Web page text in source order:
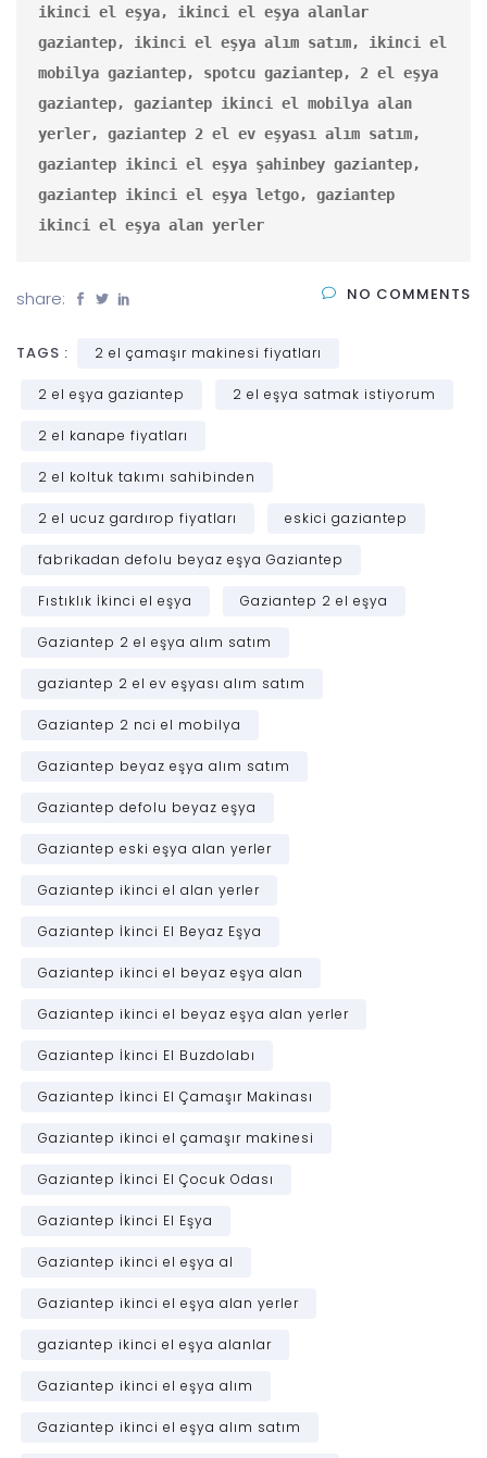
ikinci el eşya, ikinci el eşya alanlar
gaziantep, ikinci el eşya alım satım, ikinci el
mobilya gaziantep, spotcu gaziantep, 2 el eşya
gaziantep, gaziantep ikinci el mobilya alan
yerler, gaziantep 2 el ev eşyası alım satım,
gaziantep ikinci el eşya şahinbey gaziantep,
gaziantep ikinci el eşya letgo, gaziantep
ikinci el eşya alan yerler
share: NO COMMENTS
TAGS : 2 el çamaşır makinesi fiyatları
2 el eşya gaziantep 2 el eşya satmak istiyorum
2 el kanape fiyatları
2 el koltuk takımı sahibinden
2 el ucuz gardırop fiyatları eskici gaziantep
fabrikadan defolu beyaz eşya Gaziantep
Fıstıklık İkinci el eşya Gaziantep 2 el eşya
Gaziantep 2 el eşya alım satım
gaziantep 2 el ev eşyası alım satım
Gaziantep 2 nci el mobilya
Gaziantep beyaz eşya alım satım
Gaziantep defolu beyaz eşya
Gaziantep eski eşya alan yerler
Gaziantep ikinci el alan yerler
Gaziantep İkinci El Beyaz Eşya
Gaziantep ikinci el beyaz eşya alan
Gaziantep ikinci el beyaz eşya alan yerler
Gaziantep İkinci El Buzdolabı
Gaziantep İkinci El Çamaşır Makinası
Gaziantep ikinci el çamaşır makinesi
Gaziantep İkinci El Çocuk Odası
Gaziantep İkinci El Eşya
Gaziantep ikinci el eşya al
Gaziantep ikinci el eşya alan yerler
gaziantep ikinci el eşya alanlar
Gaziantep ikinci el eşya alım
Gaziantep ikinci el eşya alım satım